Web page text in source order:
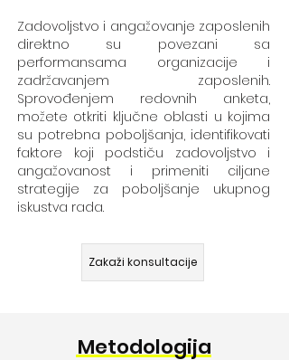
Zadovoljstvo i angažovanje zaposlenih
direktno su povezani sa
performansama organizacije i
zadržavanjem zaposlenih.
Sprovođenjem redovnih anketa,
možete otkriti ključne oblasti u kojima
su potrebna poboljšanja, identifikovati
faktore koji podstiču zadovoljstvo i
angažovanost i primeniti ciljane
strategije za poboljšanje ukupnog
iskustva rada.
Zakaži konsultacije
Metodologija